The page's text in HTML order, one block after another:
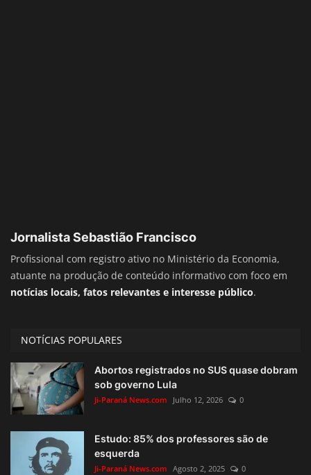
Jornalista Sebastião Francisco
Profissional com registro ativo no Ministério da Economia,
atuante na produção de conteúdo informativo com foco em
notícias locais, fatos relevantes e interesse público.
NOTÍCIAS POPULARES
Abortos registrados no SUS quase dobram
sob governo Lula
Ji-Paraná News.com Julho 12, 2026 0
Estudo: 85% dos professores são de
esquerda
Ji-Paraná News.com Agosto 2, 2025 0